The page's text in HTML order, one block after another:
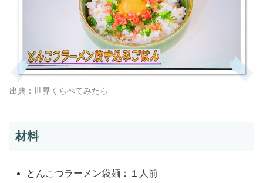
出典：世界くらべてみたら
材料
とんこつラーメン袋麺：１人前